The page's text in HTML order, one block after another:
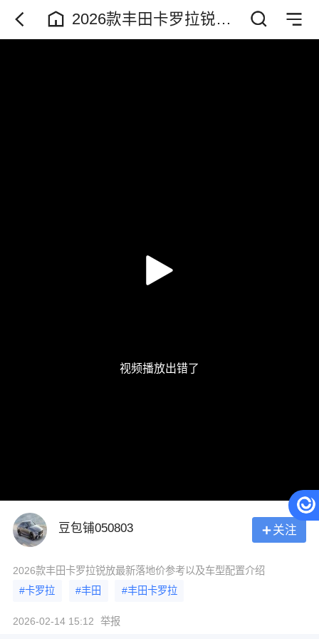
2026款丰田卡罗拉锐放
最新落地价参考以及车
视频播放出错了
豆包铺050803 关注
2026款丰田卡罗拉锐放最新落地价参考以及车型配置介绍
#卡罗拉
#丰田 #丰田卡罗拉
2026-02-14 15:12 举报